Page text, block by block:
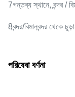
7গন্তব্য স্থানে, বন্দর /
8বন্দর/বিমানবন্দর থেকে
পরিষেবা বর্ণনা